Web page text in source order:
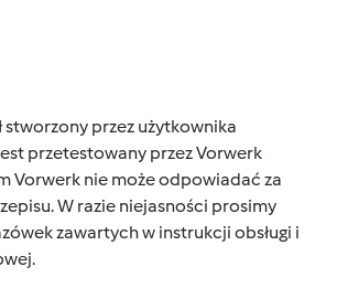
stworzony przez użytkownika
przetestowany przez Vorwerk
Vorwerk nie może odpowiadać za
W razie niejasności prosimy
zawartych w instrukcji obsługi i